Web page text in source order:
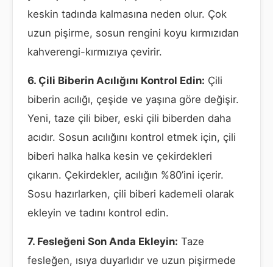
keskin tadında kalmasına neden olur. Çok
uzun pişirme, sosun rengini koyu kırmızıdan
kahverengi-kırmızıya çevirir.
6. Çili Biberin Acılığını Kontrol Edin: Çili
biberin acılığı, çeşide ve yaşına göre değişir.
Yeni, taze çili biber, eski çili biberden daha
acıdır. Sosun acılığını kontrol etmek için, çili
biberi halka halka kesin ve çekirdekleri
çıkarın. Çekirdekler, acılığın %80’ini içerir.
Sosu hazırlarken, çili biberi kademeli olarak
ekleyin ve tadını kontrol edin.
7. Fesleğeni Son Anda Ekleyin: Taze
fesleğen, ısıya duyarlıdır ve uzun pişirmede